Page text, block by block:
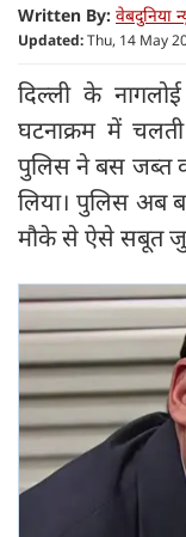
Written By: वेबदुनिया
Updated:Thu, 14 May
दिल्ली के
घटनाक्रम में
पुलिस ने बस जब्त
लिया। पुलिस अब
मौके से ऐसे सबूत